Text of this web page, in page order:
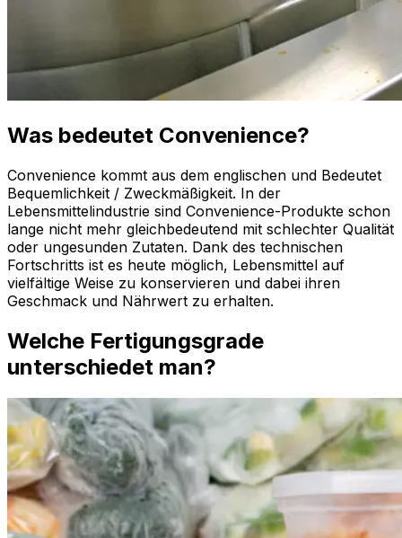
Was bedeutet Convenience?
Convenience kommt aus dem englischen und Bedeutet
Bequemlichkeit / Zweckmäßigkeit. In der
Lebensmittelindustrie sind Convenience-Produkte schon
lange nicht mehr gleichbedeutend mit schlechter Qualität
oder ungesunden Zutaten. Dank des technischen
Fortschritts ist es heute möglich, Lebensmittel auf
vielfältige Weise zu konservieren und dabei ihren
Geschmack und Nährwert zu erhalten.
Welche Fertigungsgrade
unterschiedet man?